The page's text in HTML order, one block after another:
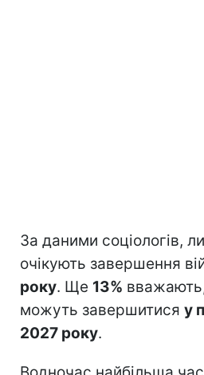
За даними соціологів,
очікують завершення
року. Ще 13%
можуть завершитися у
2027 року.